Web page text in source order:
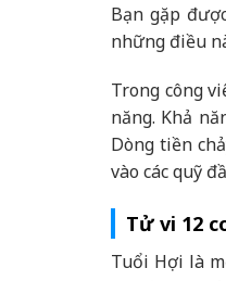
Bạn gặp
những điều
Trong công
năng. Khả
Dòng tiền
vào các quỹ
Tử vi 12
Tuổi Hợi là